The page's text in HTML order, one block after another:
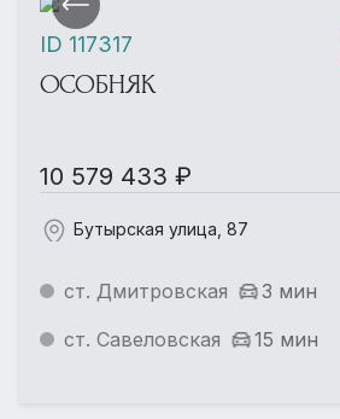
ОСОБНЯК
10 579 433 ₽
Бутырская улица, 87
ст. Дмитровская
3 мин
ст. Савеловская
15 мин
ID 117317